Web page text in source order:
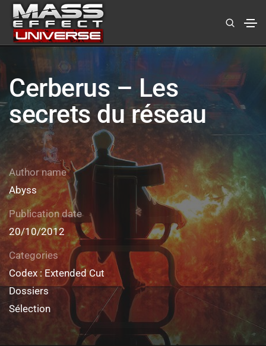
Cerberus – Les
secrets du réseau
Author name
Abyss
Publication date
20/10/2012
Categories
Codex : Extended Cut
Dossiers
Sélection